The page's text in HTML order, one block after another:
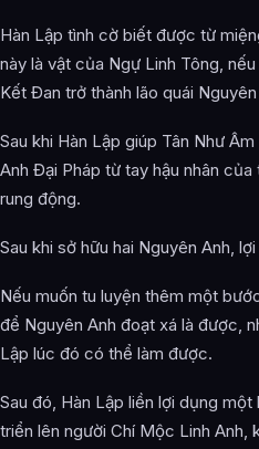
Hàn Lập tình cờ biết được từ
này là vật của Ngự Linh Tông,
Kết Đan trở thành lão quái
Sau khi Hàn Lập giúp Tân Như
Anh Đại Pháp từ tay hậu nhân
rung động.
Sau khi sở hữu hai Nguyên Anh,
Nếu muốn tu luyện thêm một
để Nguyên Anh đoạt xá là được,
Lập lúc đó có thể làm được.
Sau đó, Hàn Lập liền lợi dụng
triển lên người Chí Mộc Linh